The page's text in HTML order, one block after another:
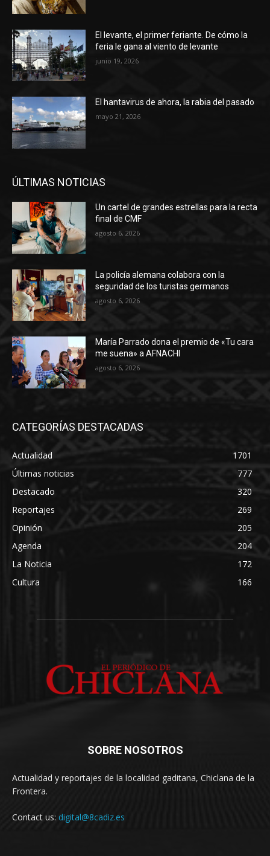
El levante, el primer feriante. De cómo la
feria le gana al viento de levante
junio 19, 2026
El hantavirus de ahora, la rabia del pasado
mayo 21, 2026
ÚLTIMAS NOTICIAS
Un cartel de grandes estrellas para la recta
final de CMF
agosto 6, 2026
La policía alemana colabora con la
seguridad de los turistas germanos
agosto 6, 2026
María Parrado dona el premio de «Tu cara
me suena» a AFNACHI
agosto 6, 2026
CATEGORÍAS DESTACADAS
Actualidad
1701
Últimas noticias
777
Destacado
320
Reportajes
269
Opinión
205
Agenda
204
La Noticia
172
Cultura
166
SOBRE NOSOTROS
Actualidad y reportajes de la localidad gaditana, Chiclana de la
Frontera.
Contact us: digital@8cadiz.es